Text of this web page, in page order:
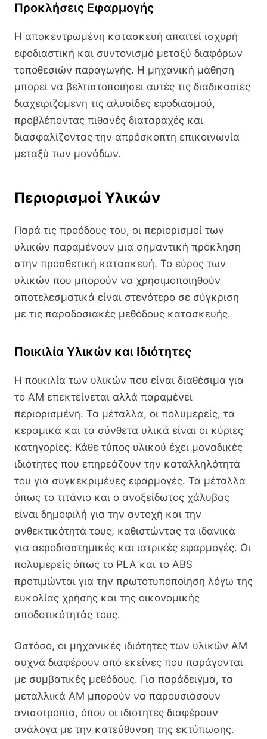
Προκλήσεις Εφαρμογής
Η αποκεντρωμένη κατασκευή απαιτεί ισχυρή
εφοδιαστική και συντονισμό μεταξύ διαφόρων
τοποθεσιών παραγωγής. Η μηχανική μάθηση
μπορεί να βελτιστοποιήσει αυτές τις διαδικασίες
διαχειριζόμενη τις αλυσίδες εφοδιασμού,
προβλέποντας πιθανές διαταραχές και
διασφαλίζοντας την απρόσκοπτη επικοινωνία
μεταξύ των μονάδων.
Περιορισμοί Υλικών
Παρά τις προόδους του, οι περιορισμοί των
υλικών παραμένουν μια σημαντική πρόκληση
στην προσθετική κατασκευή. Το εύρος των
υλικών που μπορούν να χρησιμοποιηθούν
αποτελεσματικά είναι στενότερο σε σύγκριση
με τις παραδοσιακές μεθόδους κατασκευής.
Ποικιλία Υλικών και Ιδιότητες
Η ποικιλία των υλικών που είναι διαθέσιμα για
το AM επεκτείνεται αλλά παραμένει
περιορισμένη. Τα μέταλλα, οι πολυμερείς, τα
κεραμικά και τα σύνθετα υλικά είναι οι κύριες
κατηγορίες. Κάθε τύπος υλικού έχει μοναδικές
ιδιότητες που επηρεάζουν την καταλληλότητά
του για συγκεκριμένες εφαρμογές. Τα μέταλλα
όπως το τιτάνιο και ο ανοξείδωτος χάλυβας
είναι δημοφιλή για την αντοχή και την
ανθεκτικότητά τους, καθιστώντας τα ιδανικά
για αεροδιαστημικές και ιατρικές εφαρμογές. Οι
πολυμερείς όπως το PLA και το ABS
προτιμώνται για την πρωτοτυποποίηση λόγω της
ευκολίας χρήσης και της οικονομικής
αποδοτικότητάς τους.
Ωστόσο, οι μηχανικές ιδιότητες των υλικών AM
συχνά διαφέρουν από εκείνες που παράγονται
με συμβατικές μεθόδους. Για παράδειγμα, τα
μεταλλικά AM μπορούν να παρουσιάσουν
ανισοτροπία, όπου οι ιδιότητες διαφέρουν
ανάλογα με την κατεύθυνση της εκτύπωσης.